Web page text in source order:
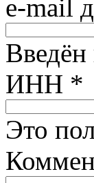
e-mail
ИНН *
Это